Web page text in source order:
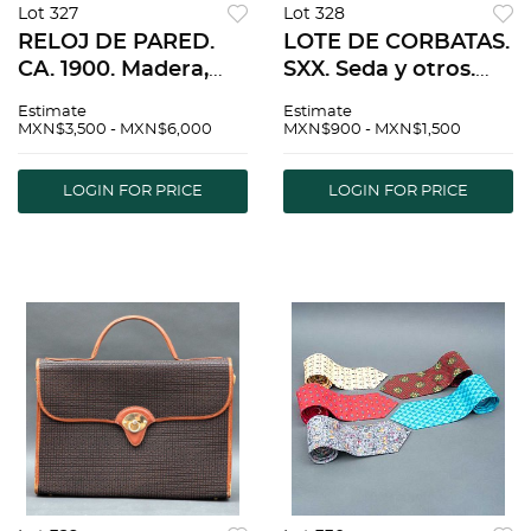
Lot 327
RELOJ DE PARED.
CA. 1900. Madera,
relieves de tipo
con nÃƒÂºmero
arÃƒÂ¡bigos, media
Estimate
MXN$3,500 - MXN$6,000
LOGIN FOR PRICE
Lot 328
LOTE DE CORBATAS.
SXX. Seda y otros.
diseÃƒÂ±os y
Marcas: SCAPPINO,
CERVINO, HENRY
Estimate
MXN$900 - MXN$1,500
LOGIN FOR PRICE